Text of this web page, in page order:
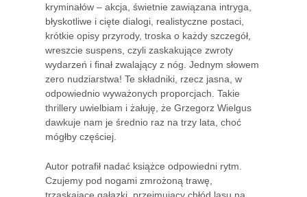
kryminałów – akcja, świetnie zawiązana intryga,
błyskotliwe i cięte dialogi, realistyczne postaci,
krótkie opisy przyrody, troska o każdy szczegół,
wreszcie suspens, czyli zaskakujące zwroty
wydarzeń i finał zwalający z nóg. Jednym słowem
zero nudziarstwa! Te składniki, rzecz jasna, w
odpowiednio wyważonych proporcjach. Takie
thrillery uwielbiam i żałuję, że Grzegorz Wielgus
dawkuje nam je średnio raz na trzy lata, choć
mógłby częściej.
Autor potrafił nadać książce odpowiedni rytm.
Czujemy pod nogami zmrożoną trawę,